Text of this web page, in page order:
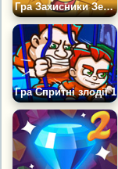
Гра Захисники Земель Прайда
Гра Спритні злодії 1